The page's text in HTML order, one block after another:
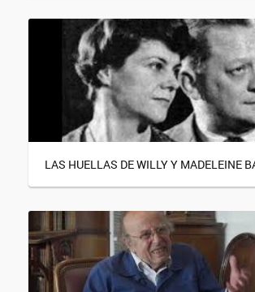
LAS HUELLAS DE WILLY Y MADELEINE